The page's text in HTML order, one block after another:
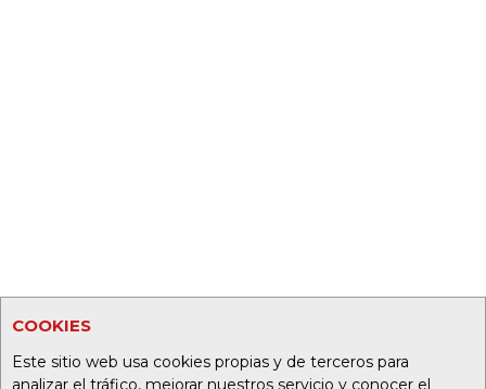
COOKIES
Este sitio web usa cookies propias y de terceros para
analizar el tráfico, mejorar nuestros servicio y conocer el